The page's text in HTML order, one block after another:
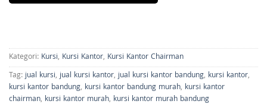
Kategori: Kursi, Kursi Kantor, Kursi Kantor Chairman
Tag:jual kursi,jual kursi kantor,jual kursi kantor bandung, kursi kantor,
kursi kantor bandung, kursi kantor bandung murah, kursi kantor
chairman, kursi kantor murah, kursi kantor murah bandung